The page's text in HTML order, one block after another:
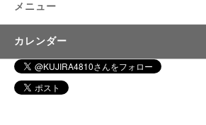
メニュー
カレンダー